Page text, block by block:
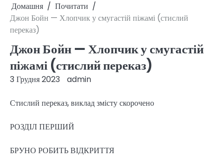
Домашня
Почитати
Джон Бойн — Хлопчик у смугастій піжамі (стислий
переказ)
Джон Бойн — Хлопчик у смугастій
піжамі (стислий переказ)
3 Грудня 2023 admin
Стислий переказ, виклад змісту скорочено
РОЗДІЛ ПЕРШИЙ
БРУНО РОБИТЬ ВІДКРИТТЯ